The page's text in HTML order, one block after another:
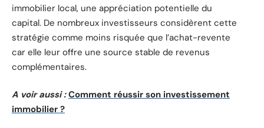
immobilier local, une appréciation potentielle du
capital. De nombreux investisseurs considèrent cette
stratégie comme moins risquée que l’achat-revente
car elle leur offre une source stable de revenus
complémentaires.
A voir aussi : Comment réussir son investissement
immobilier ?